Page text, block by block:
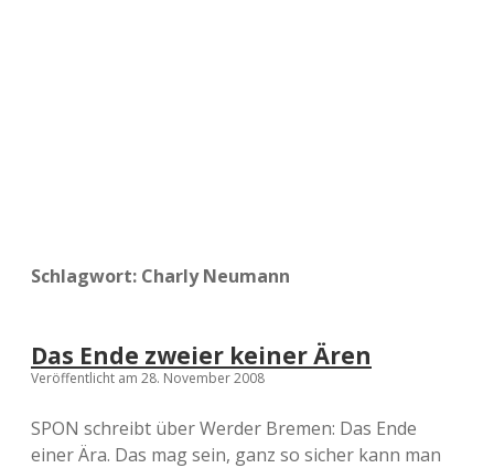
Schlagwort: Charly Neumann
Das Ende zweier keiner Ären
Veröffentlicht am 28. November 2008
SPON schreibt über Werder Bremen: Das Ende
einer Ära. Das mag sein, ganz so sicher kann man